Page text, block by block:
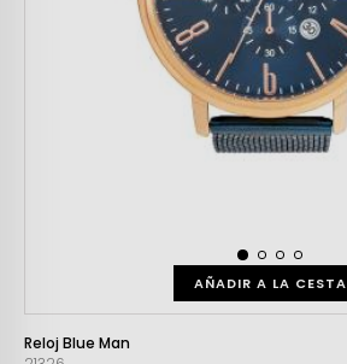
AÑADIR A LA CESTA
Reloj Blue Man